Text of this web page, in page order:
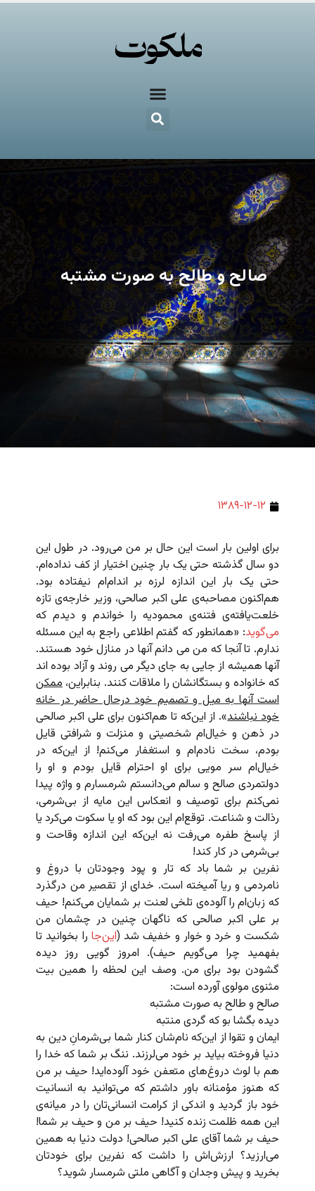
صالح و طالح به صورت مشتبه
۱۳۸۹-۱۲-۱۲
برای اولین بار است این حال بر من می‌رود. در طول این
دو سال گذشته حتی یک بار چنین اختیار از کف نداده‌ام.
حتی یک بار این اندازه لرزه بر اندام‌‌ام نیفتاده بود.
هم‌اکنون مصاحبه‌ی علی اکبر صالحی، وزیر خارجه‌ی تازه
خلعت‌یافته‌ی فتنه‌ی محمودیه‌ را خواندم و دیدم که
می‌گوید: «همانطور که گفتم اطلاعی راجع به این مسئله
ندارم. تا آنجا که من می دانم آنها در منازل خود هستند.
آنها همیشه از جایی به جای دیگر می روند و آزاد بوده اند
که خانواده و بستگانشان را ملاقات کنند. بنابراین، ممکن
است آنها به میل و تصمیم خود درحال حاضر در خانه
خود نباشند». از این‌که تا هم‌اکنون برای علی اکبر صالحی
در ذهن و خیال‌ام شخصیتی و منزلت و شرافتی قایل
بودم، سخت نادم‌ام و استغفار می‌کنم! از این‌که در
خیال‌ام سر مویی برای او احترام قایل بودم و او را
دولتمردی صالح و سالم می‌دانستم شرمسارم و واژه پیدا
نمی‌کنم برای توصیف و انعکاس این مایه از بی‌شرمی‌،
رذالت و شناعت. توقع‌ام این بود که او یا سکوت می‌کرد یا
از پاسخ طفره می‌رفت نه این‌که این اندازه وقاحت و
بی‌شرمی در کار کند!
نفرین بر شما باد که تار و پود وجودتان با دروغ و
نامردمی و ریا آمیخته است. خدای از تقصیر من درگذرد
که زبان‌ام را آلوده‌ی تلخی لعنت بر شمایان می‌کنم! حیف
بر علی اکبر صالحی که ناگهان چنین در چشمان من
شکست و خرد و خوار و خفیف شد (این‌جا را بخوانید تا
بفهمید چرا می‌‌گویم حیف). امروز گویی روز دیده
گشودن بود برای من. وصف این لحظه را همین بیت
مثنوی مولوی آورده است:
صالح و طالح به صورت مشتبه
دیده بگشا بو که گردی منتبه
ایمان و تقوا از این‌که نام‌شان کنار شما بی‌شرمانِ دین به
دنیا فروخته بیاید بر خود می‌لرزند. ننگ بر شما که خدا را
هم با لوث دروغ‌های متعفن خود آلوده‌اید! حیف بر من
که هنوز مؤمنانه باور داشتم که می‌توانید به انسانیت
خود باز گردید و اندکی از کرامت انسانی‌تان را در میانه‌ی
این همه ظلمت زنده کنید! حیف بر من و حیف بر شما!
حیف بر شما آقای علی اکبر صالحی! دولت دنیا به همین
می‌ارزید؟ ارزش‌اش را داشت که نفرین برای خودتان
بخرید و پیش وجدان و آگاهی ملتی شرمسار شوید؟